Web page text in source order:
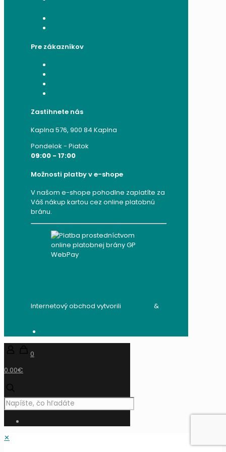
Pre zákazníkov
Zastihnete nás
Kaplna 576, 900 84 Kaplna
Pondelok - Piatok
09:00 - 17:00
Možnosti platby v e-shope
V našom e-shope pohodlne zaplatíte za
Váš nákup kartou cez online platobnú
bránu.
Internetový obchod vytvorili
&
0
0.00€
✕